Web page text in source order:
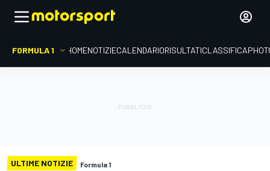
FORMULA 1 HOMENOTIZIECALENDARIORISULTATICLASSIFICA
ULTIME NOTIZIE Formula 1